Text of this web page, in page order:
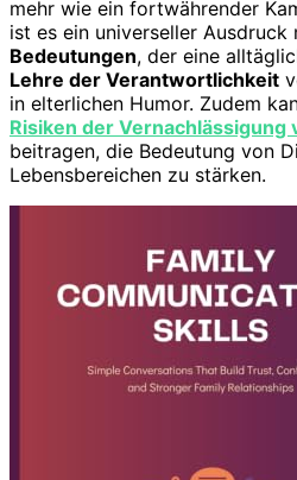
mehr wie ein fortwährender
ist es ein universeller Ausdruck
Bedeutungen, der eine
Lehre der Verantwortlichkeit
in elterlichen Humor. Zudem
Risiken der
beitragen, die Bedeutung von
Lebensbereichen zu stärken.